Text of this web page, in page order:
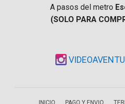
A pasos del metro
(SOLO PARA
INICIO PAGO Y ENVIO